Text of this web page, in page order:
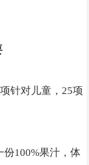
针对儿童，25项
100%果汁，体